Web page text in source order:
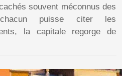
souvent méconnus des
puisse citer les
la capitale regorge de